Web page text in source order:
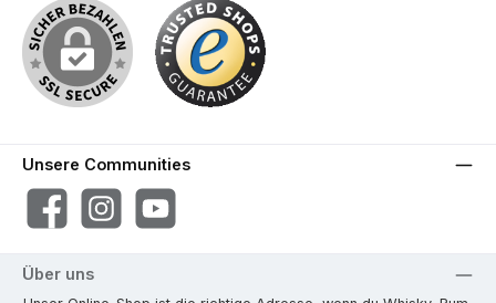
Unsere Communities
FacebookInstagramYouTube
Über uns